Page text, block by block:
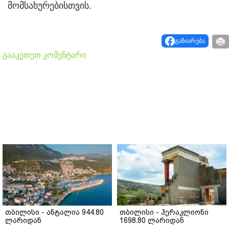
მომსახურებისთვის.
გაზიარება
გააკეთეთ კომენტარი
თბილისი - ანტალია 944.80
ლარიდან
თბილისი - ჰერაკლიონი
1698.80 ლარიდან